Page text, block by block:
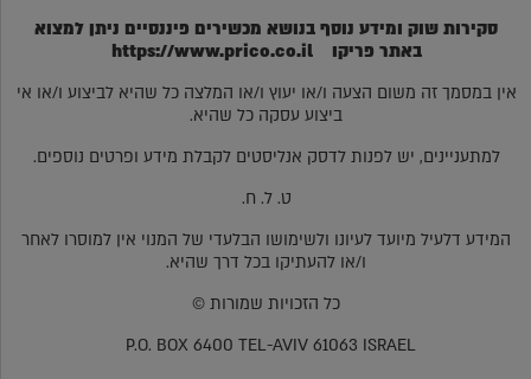
סקירות שוק ומידע נוסף בנושא מכשירים פיננסיים ניתן למצוא
באתר פריקוhttps://www.prico.co.il
אין במסמך זה משום הצעה ו/או יעוץ ו/או המלצה כל שהיא לביצוע ו/או אי
ביצוע עסקה כל שהיא.
למתעניינים, יש לפנות לדסק אנליסטים לקבלת מידע ופרטים נוספים.
ט. ל. ח.
המידע דלעיל מיועד לעיונו ולשימושו הבלעדי של המנוי אין למוסרו לאחר
ו/או להעתיקו בכל דרך שהיא.
כל הזכויות שמורות ©
P.O. BOX 6400 TEL-AVIV 61063 ISRAEL